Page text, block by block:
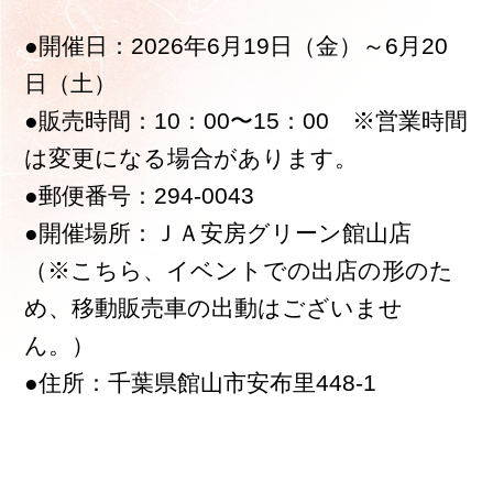
●開催日：2026年6月19日（金）～6月20
日（土）
●販売時間：10：00〜15：00 ※営業時間
は変更になる場合があります。
●郵便番号：294-0043
●開催場所：ＪＡ安房グリーン館山店
（※こちら、イベントでの出店の形のた
め、移動販売車の出動はございませ
ん。）
●住所：千葉県館山市安布里448-1